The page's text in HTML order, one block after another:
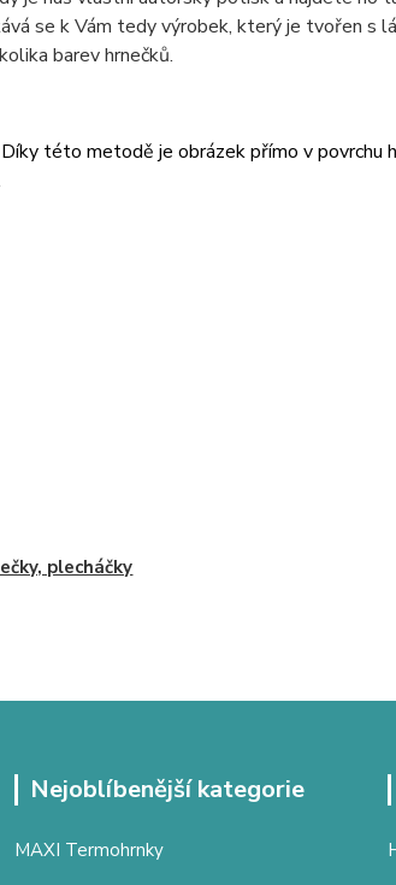
se k Vám tedy výrobek, který je tvořen s
barev hrnečků.
této metodě je obrázek přímo v povrchu
plecháčky
Nejoblíbenější kategorie
MAXI Termohrnky